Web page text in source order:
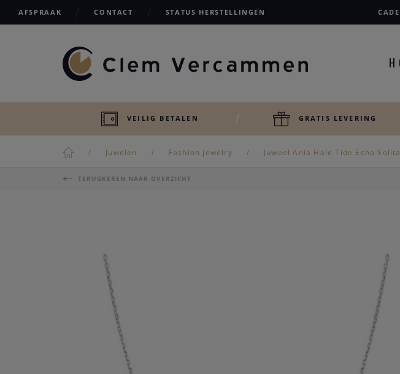
AFSPRAAK CONTACT STATUS HERSTELLINGEN
VEILIG BETALEN GRATIS LEVERING
Juwelen Fashion jewelry Juweel Ania Haie Tide Echo
TERUGKEREN NAAR OVERZICHT